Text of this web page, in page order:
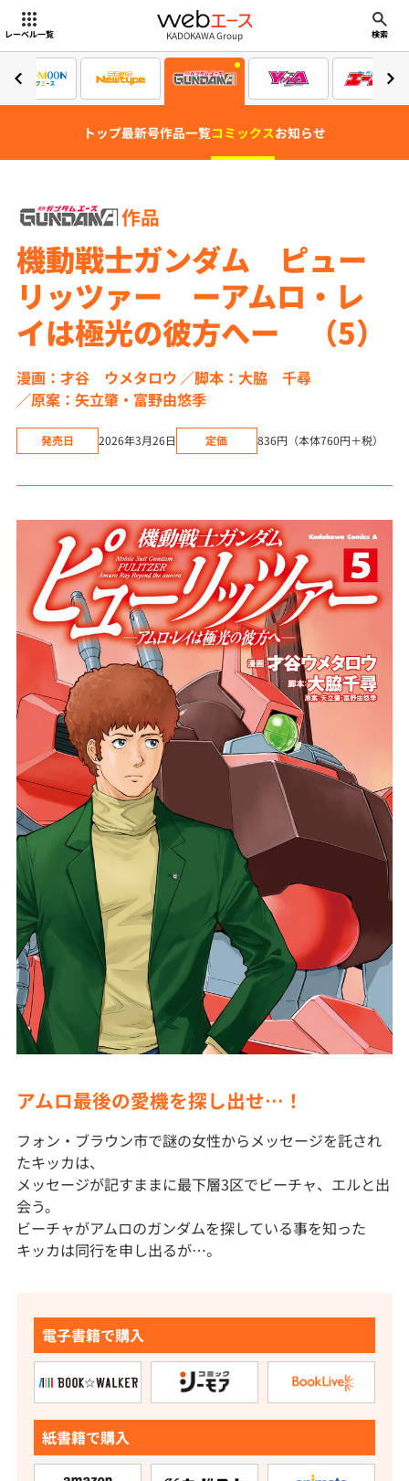
レーベル一覧 webエース
KADOKAWA Group 検索
トップ最新号作品一覧コミックスお知らせ
作品
機動戦士ガンダム ピュー
リッツァー ーアムロ・レ
イは極光の彼方へー （5）
漫画：才谷 ウメタロウ
脚本：大脇 千尋
原案：矢立肇・富野由悠季
発売日 2026年3月26日 定価 836円（本体760円＋税）
アムロ最後の愛機を探し出せ…！
フォン・ブラウン市で謎の女性からメッセージを託され
たキッカは、
メッセージが記すままに最下層3区でビーチャ、エルと出
会う。
ビーチャがアムロのガンダムを探している事を知った
キッカは同行を申し出るが…。
電子書籍で購入
紙書籍で購入